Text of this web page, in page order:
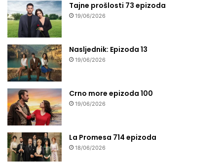
Tajne prošlosti 73 epizoda
19/06/2026
Nasljednik: Epizoda 13
19/06/2026
Crno more epizoda 100
19/06/2026
La Promesa 714 epizoda
18/06/2026